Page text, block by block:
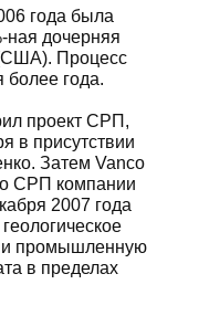
года была
ная дочерняя
Процесс
более года.
проект СРП,
в присутствии
Затем Vanco
СРП компании
2007 года
и промышленную
в пределах